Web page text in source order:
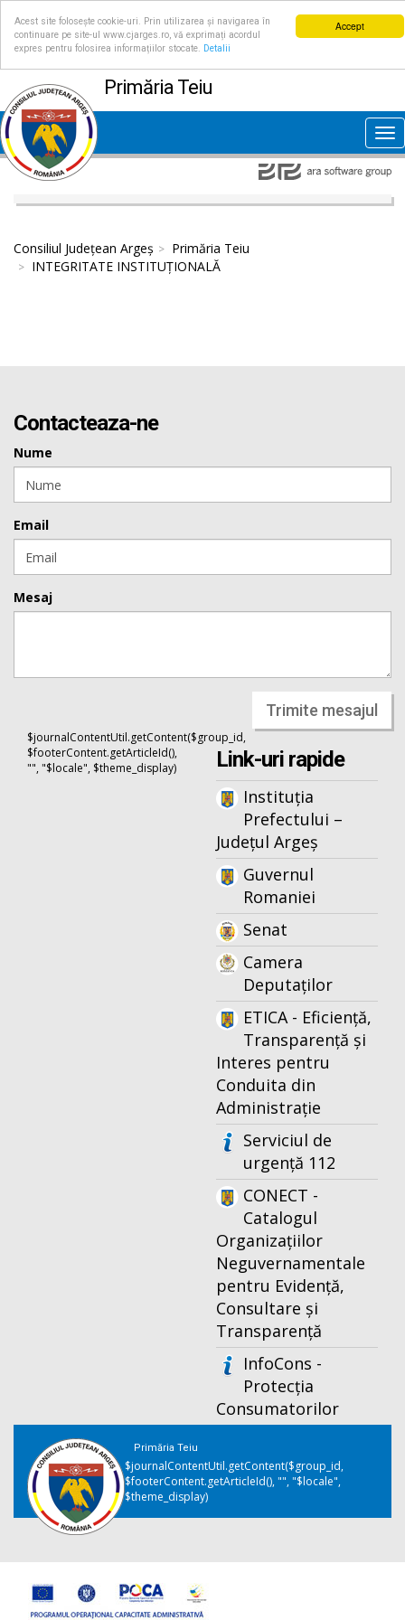
Accept
Acest site folosește cookie-uri. Prin utilizarea și navigarea în
continuare pe site-ul www.cjarges.ro, vă exprimați acordul
expres pentru folosirea informațiilor stocate.
Detalii
Primăria Teiu
Consiliul Județean Argeș
Primăria Teiu
INTEGRITATE INSTITUȚIONALĂ
Contacteaza-ne
Nume
Email
Mesaj
Trimite mesajul
$journalContentUtil.getContent($group_id,
$footerContent.getArticleId(),
"", "$locale", $theme_display)
Link-uri rapide
Instituția
Prefectului –
Județul Argeș
Guvernul
Romaniei
Senat
Camera
Deputaților
ETICA - Eficiență,
Transparență și
Interes pentru
Conduita din
Administrație
Serviciul de
urgență 112
CONECT -
Catalogul
Organizațiilor
Neguvernamentale
pentru Evidență,
Consultare și
Transparență
InfoCons -
Protecția
Consumatorilor
Primăria Teiu
$journalContentUtil.getContent($group_id,
$footerContent.getArticleId(), "", "$locale",
$theme_display)